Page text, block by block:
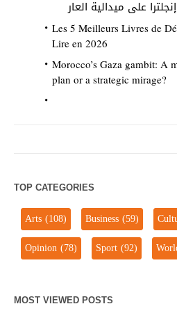
على ميدالية العار
Les 5 Meilleurs Livres de
Lire en 2026
Morocco’s Gaza gambit: A
plan or a strategic mirage?
TOP CATEGORIES
Arts(108) Business(59)
Opinion(78) Sport(92)
MOST VIEWED POSTS